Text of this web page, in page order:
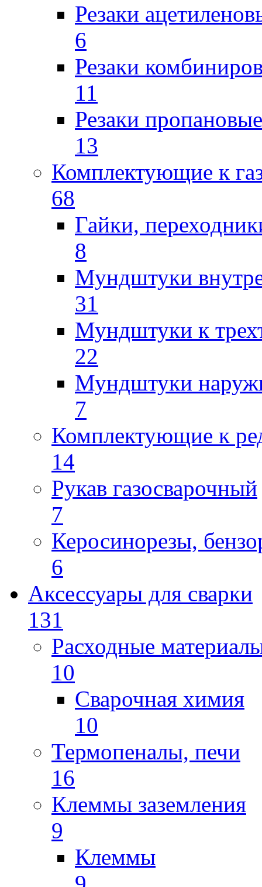
Резаки
6
Резаки
11
Резаки пропановые
13
Комплектующие к
68
Гайки,
8
Мундштуки
31
Мундштуки к
22
Мундштуки
7
Комплектующие к
14
Рукав газосварочный
7
Керосинорезы,
6
Аксессуары для сварки
131
Расходные
10
Сварочная химия
10
Термопеналы, печи
16
Клеммы заземления
9
Клеммы